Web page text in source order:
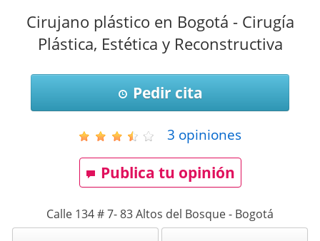
Cirujano plástico en Bogotá - Cirugía
Plástica, Estética y Reconstructiva
Pedir cita
3 opiniones
Publica tu opinión
Calle 134 # 7- 83 Altos del Bosque- Bogotá